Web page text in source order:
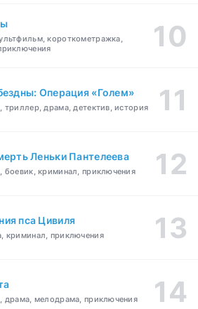
короткометражка,
Операция «Голем»
триллер, драма, детектив, история
Леньки Пантелеева
боевик, криминал, приключения
пса Цивиля
криминал, приключения
драма, мелодрама, приключения